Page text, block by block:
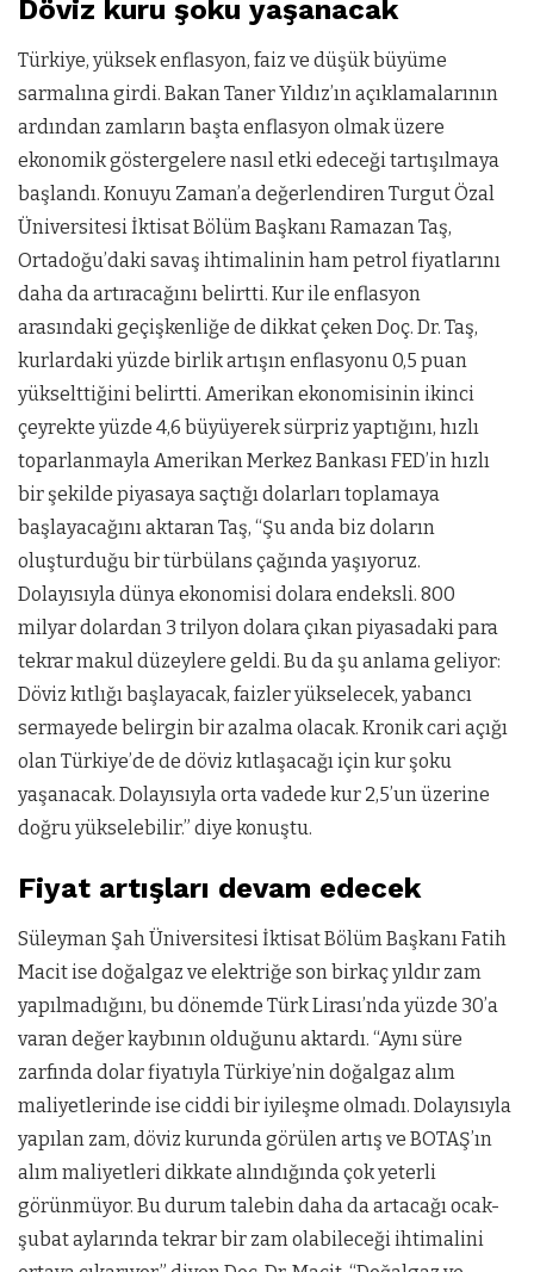
Döviz kuru şoku yaşanacak
Türkiye, yüksek enflasyon, faiz ve düşük büyüme
sarmalına girdi. Bakan Taner Yıldız’ın açıklamalarının
ardından zamların başta enflasyon olmak üzere
ekonomik göstergelere nasıl etki edeceği tartışılmaya
başlandı. Konuyu Zaman’a değerlendiren Turgut Özal
Üniversitesi İktisat Bölüm Başkanı Ramazan Taş,
Ortadoğu’daki savaş ihtimalinin ham petrol fiyatlarını
daha da artıracağını belirtti. Kur ile enflasyon
arasındaki geçişkenliğe de dikkat çeken Doç. Dr. Taş,
kurlardaki yüzde birlik artışın enflasyonu 0,5 puan
yükselttiğini belirtti. Amerikan ekonomisinin ikinci
çeyrekte yüzde 4,6 büyüyerek sürpriz yaptığını, hızlı
toparlanmayla Amerikan Merkez Bankası FED’in hızlı
bir şekilde piyasaya saçtığı dolarları toplamaya
başlayacağını aktaran Taş, “Şu anda biz doların
oluşturduğu bir türbülans çağında yaşıyoruz.
Dolayısıyla dünya ekonomisi dolara endeksli. 800
milyar dolardan 3 trilyon dolara çıkan piyasadaki para
tekrar makul düzeylere geldi. Bu da şu anlama geliyor:
Döviz kıtlığı başlayacak, faizler yükselecek, yabancı
sermayede belirgin bir azalma olacak. Kronik cari açığı
olan Türkiye’de de döviz kıtlaşacağı için kur şoku
yaşanacak. Dolayısıyla orta vadede kur 2,5’un üzerine
doğru yükselebilir.” diye konuştu.
Fiyat artışları devam edecek
Süleyman Şah Üniversitesi İktisat Bölüm Başkanı Fatih
Macit ise doğalgaz ve elektriğe son birkaç yıldır zam
yapılmadığını, bu dönemde Türk Lirası’nda yüzde 30’a
varan değer kaybının olduğunu aktardı. “Aynı süre
zarfında dolar fiyatıyla Türkiye’nin doğalgaz alım
maliyetlerinde ise ciddi bir iyileşme olmadı. Dolayısıyla
yapılan zam, döviz kurunda görülen artış ve BOTAŞ’ın
alım maliyetleri dikkate alındığında çok yeterli
görünmüyor. Bu durum talebin daha da artacağı ocak-
şubat aylarında tekrar bir zam olabileceği ihtimalini